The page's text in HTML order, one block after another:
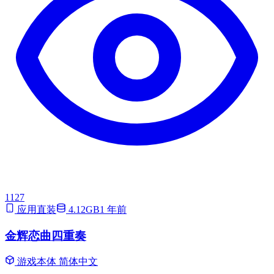
1127
应用直装
4.12GB1 年前
金辉恋曲四重奏
游戏本体 简体中文